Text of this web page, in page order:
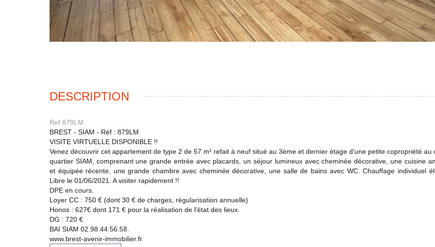
DESCRIPTION
Ref 879LM
BREST - SIAM - Réf : 879LM
VISITE VIRTUELLE DISPONIBLE !!
Venez découvrir cet appartement de type 2 de 57 m² refait à neuf situé au 3ème et dernier étage d'une petite copropriété au
quartier SIAM, comprenant une grande entrée avec placards, un séjour lumineux avec cheminée décorative, une cuisine
et équipée récente, une grande chambre avec cheminée décorative, une salle de bains avec WC. Chauffage individuel
Libre le 01/06/2021. A visiter rapidement !!
DPE en cours.
Loyer CC : 750 € (dont 30 € de charges, régularisation annuelle)
Honos : 627€ dont 171 € pour la réalisation de l'état des lieux.
DG : 720 €
BAI SIAM 02.98.44.56.58.
www.brest-avenir-immobilier.fr